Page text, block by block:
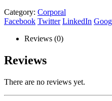
Category: Corporal
Facebook Twitter LinkedIn
Reviews (0)
Reviews
There are no reviews yet.